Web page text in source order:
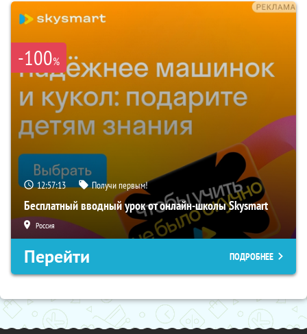
-100%
12:57:12 Получи первым!
Бесплатный вводный урок от онлайн-школы Skysmart
Россия
Перейти ПОДРОБНЕЕ